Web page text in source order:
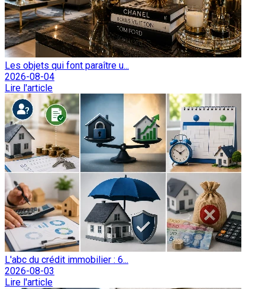
Les objets qui font paraître u...
2026-08-04
Lire l'article
L'abc du crédit immobilier : 6...
2026-08-03
Lire l'article